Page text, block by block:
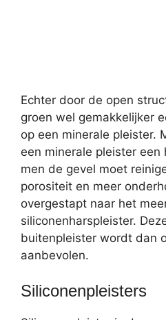
Echter door de open
groen wel gemakkelijker
op een minerale pleister.
een minerale pleister
men de gevel moet
porositeit en meer
overgestapt naar het
siliconenharspleister.
buitenpleister wordt dan
aanbevolen.
Siliconenpleisters